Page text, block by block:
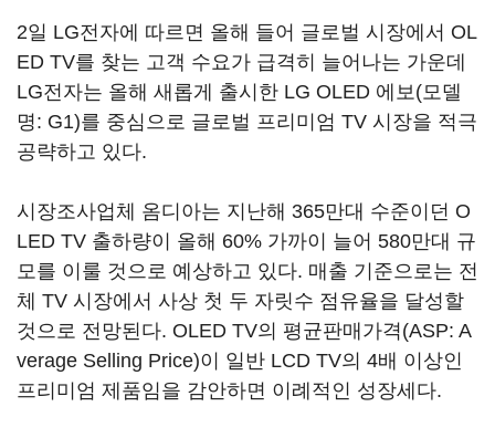
2일 LG전자에 따르면 올해 들어 글로벌 시장에서 OL
ED TV를 찾는 고객 수요가 급격히 늘어나는 가운데
LG전자는 올해 새롭게 출시한 LG OLED 에보(모델
명: G1)를 중심으로 글로벌 프리미엄 TV 시장을 적극
공략하고 있다.
시장조사업체 옴디아는 지난해 365만대 수준이던 O
LED TV 출하량이 올해 60% 가까이 늘어 580만대 규
모를 이룰 것으로 예상하고 있다. 매출 기준으로는 전
체 TV 시장에서 사상 첫 두 자릿수 점유율을 달성할
것으로 전망된다. OLED TV의 평균판매가격(ASP: A
verage Selling Price)이 일반 LCD TV의 4배 이상인
프리미엄 제품임을 감안하면 이례적인 성장세다.